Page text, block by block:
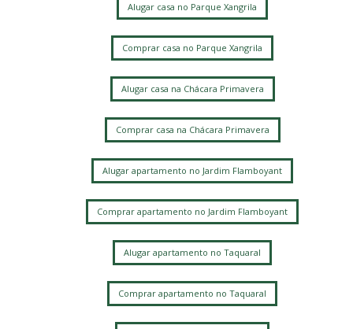
Vila Manoel Ferreira
Vila Itapura
Vila Marieta
Alugar casa no Parque Xangrila
Comprar casa no Parque Xangrila
Alugar casa na Chácara Primavera
Comprar casa na Chácara Primavera
Alugar apartamento no Jardim Flamboyant
Comprar apartamento no Jardim Flamboyant
Alugar apartamento no Taquaral
Comprar apartamento no Taquaral